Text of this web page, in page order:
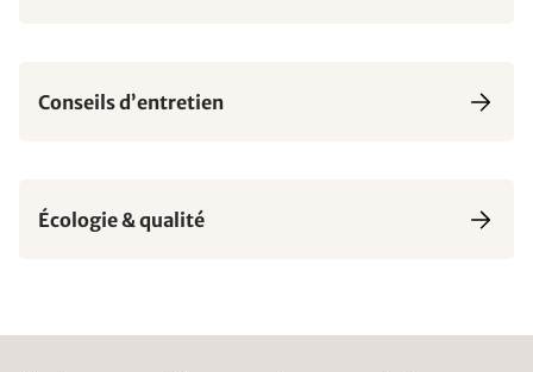
Conseils d’entretien
Écologie & qualité